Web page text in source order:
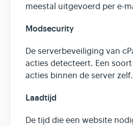
meestal uitgevoerd per e-
Modsecurity
De serverbeveiliging van
acties detecteert. Een
acties binnen de server zelf.
Laadtijd
De tijd die een website